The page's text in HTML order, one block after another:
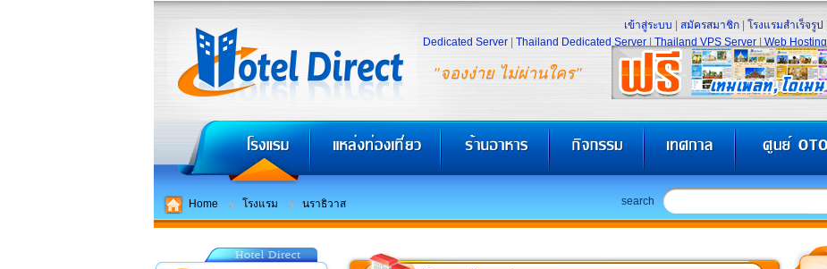
"จองง่าย ไม่ผ่านใคร"
เข้าสู่ระบบ สมัครสมาชิก โรงแรมสำเร็จรูป
Dedicated Server
Thailand Dedicated Server Thailand VPS Server Web Hosting
Home โรงแรม นราธิวาส search